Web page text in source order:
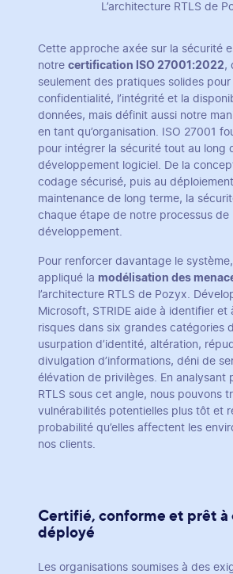
L’architecture RTLS de
Cette approche axée sur la sécurité
notre certification ISO 27001:2022,
seulement des pratiques solides
confidentialité, l’intégrité et la
données, mais définit aussi notre
en tant qu’organisation. ISO 27001
pour intégrer la sécurité tout au long
développement logiciel. De la
codage sécurisé, puis au
maintenance de long terme, la
chaque étape de notre processus de
développement.
Pour renforcer davantage le
appliqué la modélisation des
l’architecture RTLS de Pozyx.
Microsoft, STRIDE aide à identifier et
risques dans six grandes catégories
usurpation d’identité, altération,
divulgation d’informations, déni de
élévation de privilèges. En analysant
RTLS sous cet angle, nous pouvons
vulnérabilités potentielles plus tôt et
probabilité qu’elles affectent les
nos clients.
Certifié, conforme et prêt à
déployé
Les organisations soumises à des